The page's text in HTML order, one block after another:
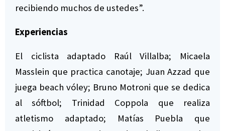
recibiendo muchos de ustedes”.
Experiencias
El ciclista adaptado Raúl Villalba; Micaela
Masslein que practica canotaje; Juan Azzad que
juega beach vóley; Bruno Motroni que se dedica
al sóftbol; Trinidad Coppola que realiza
atletismo adaptado; Matías Puebla que